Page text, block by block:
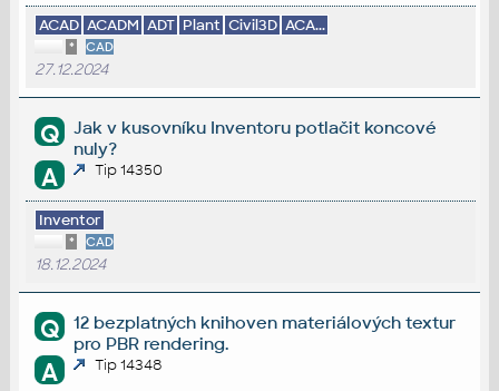
ACAD ACADM ADT Plant Civil3D ACA...
* CAD
27.12.2024
Q
Jak v kusovníku Inventoru potlačit koncové
nuly?
A Tip 14350
Inventor
* CAD
18.12.2024
Q
12 bezplatných knihoven materiálových textur
pro PBR rendering.
A Tip 14348